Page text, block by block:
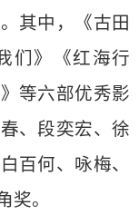
其中，《古田
们》《红海行
等六部优秀影
、段奕宏、徐
百何、咏梅、
奖。